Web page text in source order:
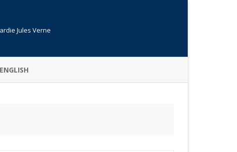
Jules Verne
ENGLISH